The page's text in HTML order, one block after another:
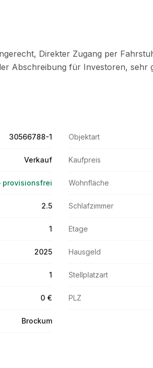
30566788-1 Objektart
Verkauf Kaufpreis
provisionsfrei Wohnfläche
2.5 Schlafzimmer
1 Etage
2025 Hausgeld
1 Stellplatzart
0 € PLZ
Brockum